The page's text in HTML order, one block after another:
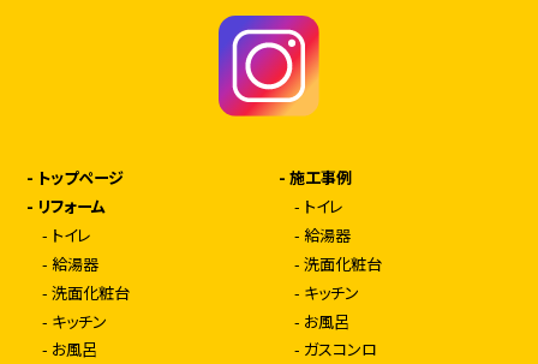
- トップページ
- リフォーム
- トイレ
- 給湯器
- 洗面化粧台
- キッチン
- お風呂
-施工事例
- トイレ
-給湯器
-洗面化粧台
- キッチン
- お風呂
- ガスコンロ